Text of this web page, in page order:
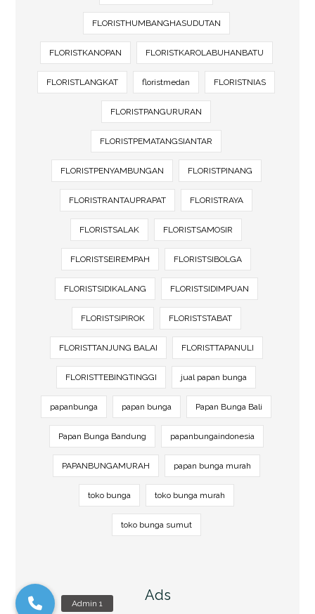
FLORISTHUMBANGHASUDUTAN
FLORISTKANOPAN FLORISTKAROLABUHANBATU
FLORISTLANGKAT floristmedan FLORISTNIAS
FLORISTPANGURURAN
FLORISTPEMATANGSIANTAR
FLORISTPENYAMBUNGAN FLORISTPINANG
FLORISTRANTAUPRAPAT FLORISTRAYA
FLORISTSALAK FLORISTSAMOSIR
FLORISTSEIREMPAH FLORISTSIBOLGA
FLORISTSIDIKALANG FLORISTSIDIMPUAN
FLORISTSIPIROK FLORISTSTABAT
FLORISTTANJUNG BALAI FLORISTTAPANULI
FLORISTTEBINGTINGGI jual papan bunga
papanbunga papan bunga Papan Bunga Bali
Papan Bunga Bandung papanbungaindonesia
PAPANBUNGAMURAH papan bunga murah
toko bunga toko bunga murah
toko bunga sumut
Ads